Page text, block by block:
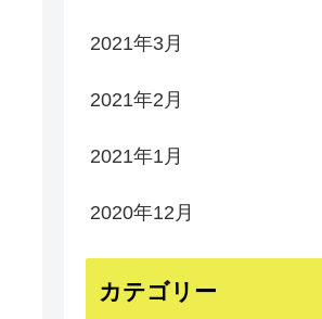
2021年3月
2021年2月
2021年1月
2020年12月
カテゴリー